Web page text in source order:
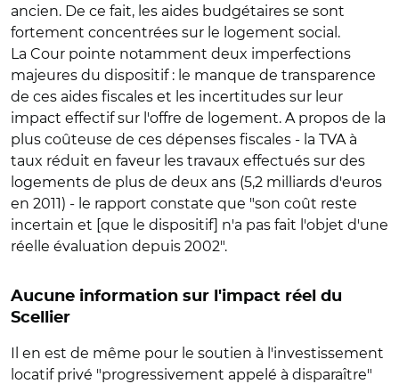
ancien. De ce fait, les aides budgétaires se sont
fortement concentrées sur le logement social.
La Cour pointe notamment deux imperfections
majeures du dispositif : le manque de transparence
de ces aides fiscales et les incertitudes sur leur
impact effectif sur l'offre de logement. A propos de la
plus coûteuse de ces dépenses fiscales - la TVA à
taux réduit en faveur les travaux effectués sur des
logements de plus de deux ans (5,2 milliards d'euros
en 2011) - le rapport constate que "son coût reste
incertain et [que le dispositif] n'a pas fait l'objet d'une
réelle évaluation depuis 2002".
Aucune information sur l'impact réel du
Scellier
Il en est de même pour le soutien à l'investissement
locatif privé "progressivement appelé à disparaître"